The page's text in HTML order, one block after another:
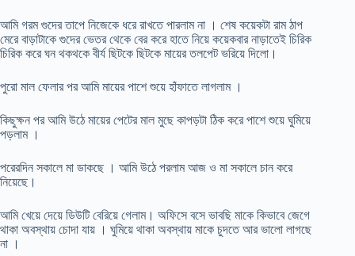
আমি গরম গুদের তাপে নিজেকে ধরে রাখতে পারলাম না । শেষ কয়েকটা রাম ঠাপ
মেরে বাড়াটাকে গুদের ভেতর থেকে বের করে হাতে নিয়ে কয়েকবার নাড়াতেই চিরিক
চিরিক করে ঘন থকথকে বীর্য ছিটকে ছিটকে মায়ের তলপেট ভরিয়ে দিলো।
পুরো মাল ফেলার পর আমি মায়ের পাশে শুয়ে হাঁফাতে লাগলাম ।
কিছুক্ষন পর আমি উঠে মায়ের পেটের মাল মুছে কাপড়টা ঠিক করে পাশে শুয়ে ঘুমিয়ে
পড়লাম ।
পরেরদিন সকালে মা ডাকছে । আমি উঠে পরলাম আজ ও মা সকালে চান করে
নিয়েছে।
আমি খেয়ে দেয়ে ডিউটি বেরিয়ে গেলাম। অফিসে বসে ভাবছি মাকে কিভাবে জেগে
থাকা অবস্থায় চোদা যায় । ঘুমিয়ে থাকা অবস্থায় মাকে চুদতে আর ভালো লাগছে
না ।